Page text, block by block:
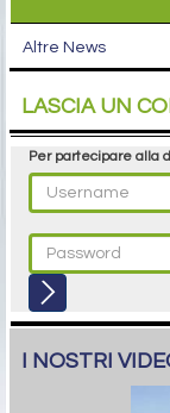
Altre News
LASCIA UN
Per partecipare alla
I NOSTRI